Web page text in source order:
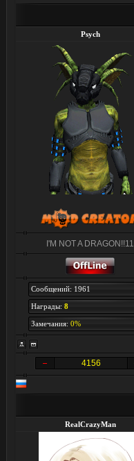
Psych
I'M NOT A DRAGON!!11
Сообщений: 1961
Награды: 8
Замечания: 0%
4156
RealCrazyMan